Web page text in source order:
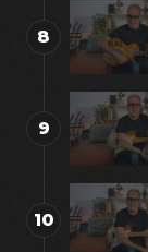
8
9
10